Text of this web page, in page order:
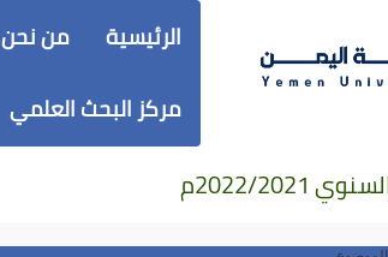
content
الرئيسية من نحن
مركز البحث العلمي
2022/2021م